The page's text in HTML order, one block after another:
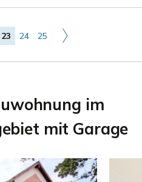
23 24 25
im
mit Garage